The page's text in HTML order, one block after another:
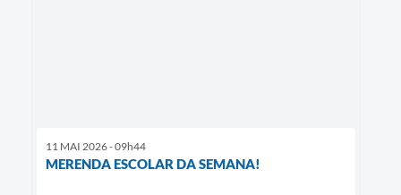
11 MAI 2026 - 09h44
MERENDA ESCOLAR DA SEMANA!